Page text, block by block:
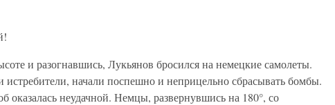
и разогнавшись, Лукьянов бросился на немецкие самолеты.
начали поспешно и неприцельно сбрасывать бомбы.
оказалась неудачной. Немцы, развернувшись на 180°, со